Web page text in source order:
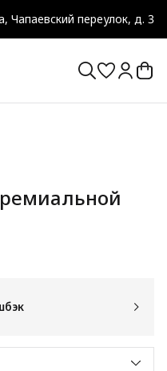
Чапаевский переулок, д. 3